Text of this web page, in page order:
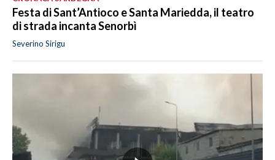
Festa di Sant’Antioco e Santa Mariedda, il teatro
di strada incanta Senorbì
Severino Sirigu